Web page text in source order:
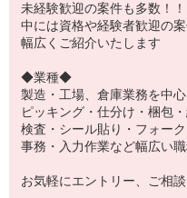
未経験歓迎の案件も多数！！
中には資格や経験者歓迎の
幅広くご紹介いたします
◆業種◆
製造・工場、倉庫業務を中心
ピッキング・仕分け・梱包・
検査・シール貼り・フォーク
事務・入力作業など幅広い
お気軽にエントリー、ご相